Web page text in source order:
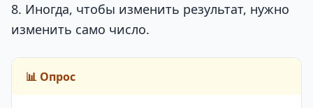
8. Иногда, чтобы изменить результат, нужно
изменить само число.
📊 Опрос